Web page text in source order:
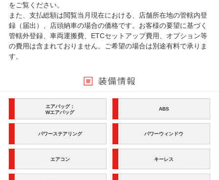
をご覧ください。
また、支払総額は閲覧当月現在における、店舗所在地の管轄内登
録（届出）、店頭納車の場合の価格です。お客様の要望に基づく
管轄外登録、車両運搬費、ETCセットアップ費用、オプション等
の費用は含まれておりません。ご希望の場合は別途有料で承りま
す。
エアバッグ：
Wエアバッグ
ABS
パワーステアリング パワーウィンドウ
エアコン キーレス